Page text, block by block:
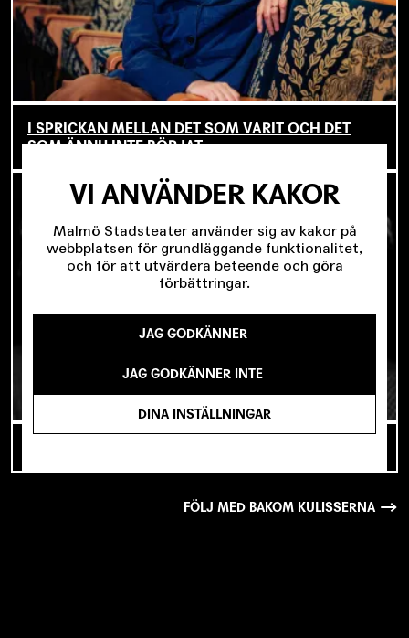
I SPRICKAN MELLAN DET SOM VARIT OCH DET
SOM ÄNNU INTE BÖRJAT
FÖLJ MED BAKOM KULISSERNA
VI ANVÄNDER KAKOR
Malmö Stadsteater använder sig av kakor på
webbplatsen för grundläggande funktionalitet,
och för att utvärdera beteende och göra
förbättringar.
JAG GODKÄNNER
JAG GODKÄNNER INTE
DINA INSTÄLLNINGAR